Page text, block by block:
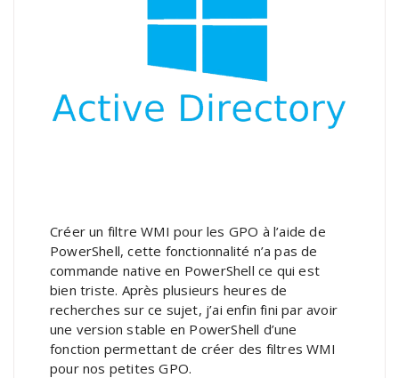
Créer un filtre WMI pour les GPO à l’aide de
PowerShell, cette fonctionnalité n’a pas de
commande native en PowerShell ce qui est
bien triste. Après plusieurs heures de
recherches sur ce sujet, j’ai enfin fini par avoir
une version stable en PowerShell d’une
fonction permettant de créer des filtres WMI
pour nos petites GPO.